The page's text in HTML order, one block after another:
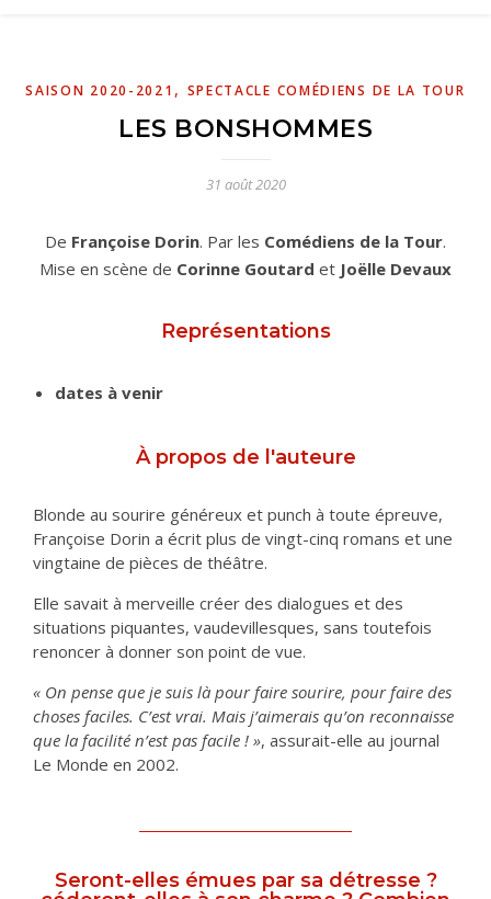
SAISON 2020-2021 , SPECTACLE COMÉDIENS DE LA TOUR
LES BONSHOMMES
31 août 2020
De Françoise Dorin. Par les Comédiens de la Tour.
Mise en scène de Corinne Goutard et Joëlle Devaux
Représentations
dates à venir
À propos de l'auteure
Blonde au sourire généreux et punch à toute épreuve,
Françoise Dorin a écrit plus de vingt-cinq romans et une
vingtaine de pièces de théâtre.
Elle savait à merveille créer des dialogues et des
situations piquantes, vaudevillesques, sans toutefois
renoncer à donner son point de vue.
« On pense que je suis là pour faire sourire, pour faire des
choses faciles. C’est vrai. Mais j’aimerais qu’on reconnaisse
que la facilité n’est pas facile ! », assurait-elle au journal
Le Monde en 2002.
Seront-elles émues par sa détresse ?